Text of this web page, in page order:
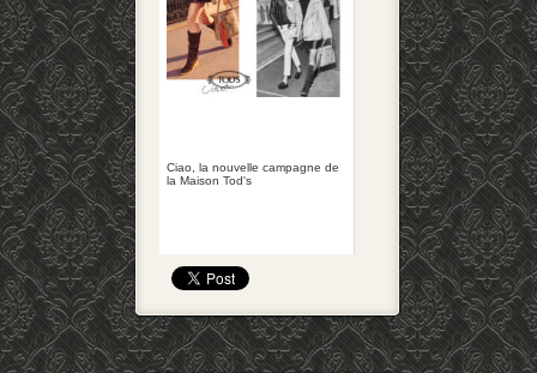
Ciao, la nouvelle campagne de
la Maison Tod's